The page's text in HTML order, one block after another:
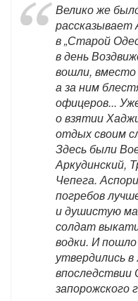
Велико же
рассказывает
в „Старой
в день
вошли, вместо
а за ним
офицеров...
о взятии
отдых своим
Здесь были
Аркудинский,
Чепега.
погребов
и душистую
солдат
водки. И пошло
утвердились
запорожского